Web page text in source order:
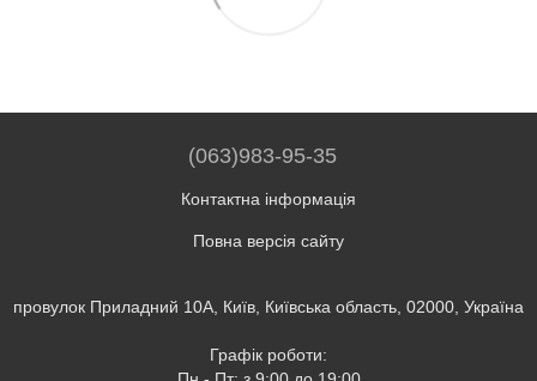
(063)983-95-35
Контактна інформація
Повна версія сайту
провулок Приладний 10А, Київ, Київська область, 02000, Україна
Графік роботи: